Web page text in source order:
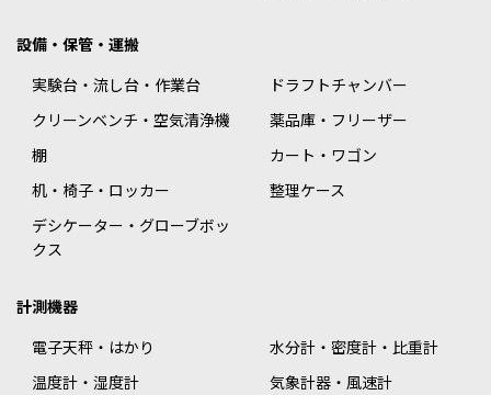
設備・保管・運搬
実験台・流し台・作業台
ドラフトチャンバー
クリーンベンチ・空気清浄機
薬品庫・フリーザー
棚
カート・ワゴン
机・椅子・ロッカー
整理ケース
デシケーター・グローブボッ
クス
計測機器
電子天秤・はかり
水分計・密度計・比重計
温度計・湿度計
気象計器・風速計